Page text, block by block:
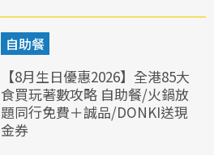
自助餐
【8月生日優惠2026】全港85大
食買玩著數攻略 自助餐/火鍋放
題同行免費＋誠品/DONKI送現
金券